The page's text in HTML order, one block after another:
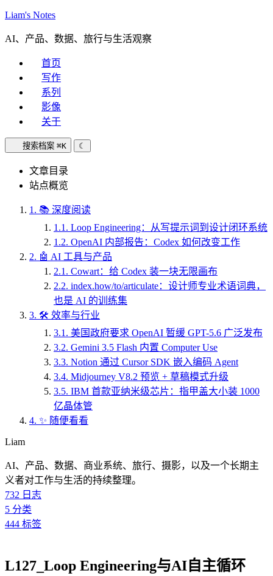
Liam's Notes
AI、产品、数据、旅行与生活观察
首页
写作
系列
影像
关于
搜索档案 ⌘K ☾
文章目录
站点概览
1. 📚 深度阅读
1.1. Loop Engineering：从写提示词到设计闭环系统
1.2. OpenAI 内部报告：Codex 如何改变工作
2. 🤖 AI 工具与产品
2.1. Cowart：给 Codex 装一块无限画布
2.2. index.how/to/articulate：设计师专业术语词典，
也是 AI 的训练集
3. 🛠️ 效率与行业
3.1. 美国政府要求 OpenAI 暂缓 GPT-5.6 广泛发布
3.2. Gemini 3.5 Flash 内置 Computer Use
3.3. Notion 通过 Cursor SDK 嵌入编码 Agent
3.4. Midjourney V8.2 预览 + 草稿模式升级
3.5. IBM 首款亚纳米级芯片：指甲盖大小装 1000
亿晶体管
4. ✨ 随便看看
Liam
AI、产品、数据、商业系统、旅行、摄影，以及一个长期主
义者对工作与生活的持续整理。
732 日志
5 分类
444 标签
L127_Loop Engineering与AI自主循环